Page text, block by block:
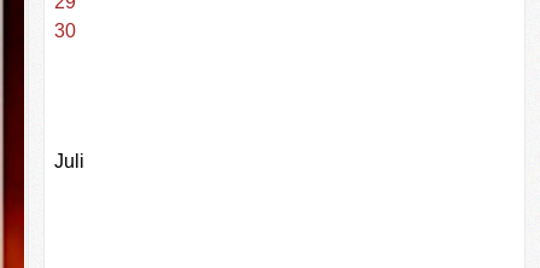
30
Juli